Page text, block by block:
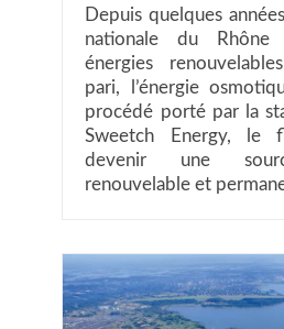
Depuis quelques
nationale du
énergies
pari, l’énergie
procédé porté par la
Sweetch Energy, le
devenir une
renouvelable et